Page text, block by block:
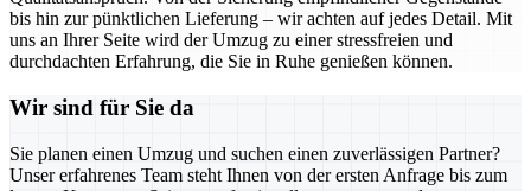
bis hin zur pünktlichen Lieferung – wir achten auf jedes Detail. Mit
uns an Ihrer Seite wird der Umzug zu einer stressfreien und
durchdachten Erfahrung, die Sie in Ruhe genießen können.
Wir sind für Sie da
Sie planen einen Umzug und suchen einen zuverlässigen Partner?
Unser erfahrenes Team steht Ihnen von der ersten Anfrage bis zum